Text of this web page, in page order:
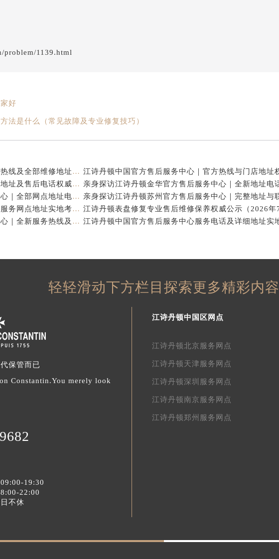
problem/1139.html
好
法是什么（常见故障及专业修复技巧）
江诗丹顿中国官方售后服务中心｜服务热线及全部维修地址权威信息通告（2026年7月最新）
江诗丹顿中国官方售后服务中心｜全新地址及售后电话权威信息通告（2026年7月最新）
亲身探访江诗丹顿杭州官方售后服务中心｜全部网点地址电话（2026年7月最新）
江诗丹顿中国官方售后服务中心电话及服务网点地址实地考察报告_多信源验证（2026年7月最新）
亲身探访江诗丹顿青岛官方售后服务中心｜全新服务热线及门店地址（2026年7月最新）
轻轻滑动下方栏目探索更多精彩内容
保管而已
Constantin.You merely look
19:30
22:00
不休
江诗丹顿中国区网点
江诗丹顿北京服务网点
江诗丹顿天津服务网点
江诗丹顿深圳服务网点
江诗丹顿南京服务网点
江诗丹顿郑州服务网点